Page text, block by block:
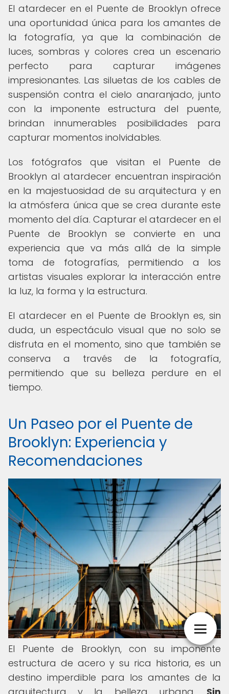
El atardecer en el Puente de Brooklyn ofrece
una oportunidad única para los amantes de
la fotografía, ya que la combinación de
luces, sombras y colores crea un escenario
perfecto para capturar imágenes
impresionantes. Las siluetas de los cables de
suspensión contra el cielo anaranjado, junto
con la imponente estructura del puente,
brindan innumerables posibilidades para
capturar momentos inolvidables.
Los fotógrafos que visitan el Puente de
Brooklyn al atardecer encuentran inspiración
en la majestuosidad de su arquitectura y en
la atmósfera única que se crea durante este
momento del día. Capturar el atardecer en el
Puente de Brooklyn se convierte en una
experiencia que va más allá de la simple
toma de fotografías, permitiendo a los
artistas visuales explorar la interacción entre
la luz, la forma y la estructura.
El atardecer en el Puente de Brooklyn es, sin
duda, un espectáculo visual que no solo se
disfruta en el momento, sino que también se
conserva a través de la fotografía,
permitiendo que su belleza perdure en el
tiempo.
Un Paseo por el Puente de
Brooklyn: Experiencia y
Recomendaciones
El Puente de Brooklyn, con su imponente
estructura de acero y su rica historia, es un
destino imperdible para los amantes de la